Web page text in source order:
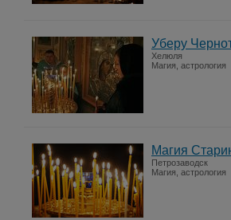
Уберу
Хелюля
Магия, астрология
Магия
Петрозаводск
Магия, астрология